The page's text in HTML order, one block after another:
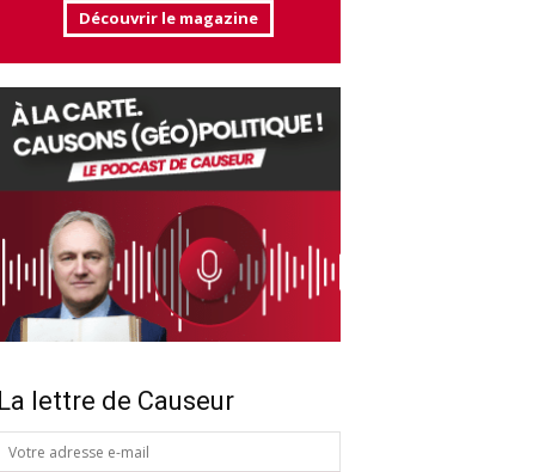
Découvrir le magazine
La lettre de Causeur